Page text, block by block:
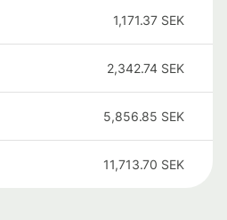
1,171.37 SEK
2,342.74 SEK
5,856.85 SEK
11,713.70 SEK